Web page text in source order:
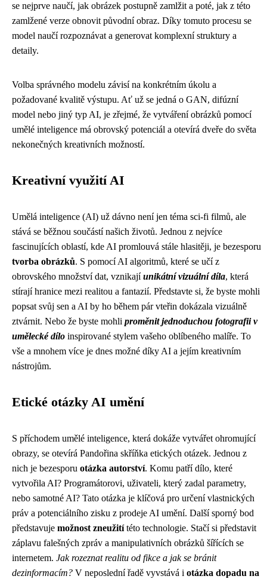
se nejprve naučí, jak obrázek postupně zamlžit a poté, jak z této
zamlžené verze obnovit původní obraz. Díky tomuto procesu se
model naučí rozpoznávat a generovat komplexní struktury a
detaily.
Volba správného modelu závisí na konkrétním úkolu a
požadované kvalitě výstupu. Ať už se jedná o GAN, difúzní
model nebo jiný typ AI, je zřejmé, že vytváření obrázků pomocí
umělé inteligence má obrovský potenciál a otevírá dveře do světa
nekonečných kreativních možností.
Kreativní využití AI
Umělá inteligence (AI) už dávno není jen téma sci-fi filmů, ale
stává se běžnou součástí našich životů. Jednou z nejvíce
fascinujících oblastí, kde AI promlouvá stále hlasitěji, je bezesporu
tvorba obrázků. S pomocí AI algoritmů, které se učí z
obrovského množství dat, vznikajíunikátní vizuální díla, která
stírají hranice mezi realitou a fantazií. Představte si, že byste mohli
popsat svůj sen a AI by ho během pár vteřin dokázala vizuálně
ztvárnit. Nebo že byste mohli proměnit jednoduchou fotografii v
umělecké dílo inspirované stylem vašeho oblíbeného malíře. To
vše a mnohem více je dnes možné díky AI a jejím kreativním
nástrojům.
Etické otázky AI umění
S příchodem umělé inteligence, která dokáže vytvářet ohromující
obrazy, se otevírá Pandořina skříňka etických otázek. Jednou z
nich je bezesporu otázka autorství. Komu patří dílo, které
vytvořila AI? Programátorovi, uživateli, který zadal parametry,
nebo samotné AI? Tato otázka je klíčová pro určení vlastnických
práv a potenciálního zisku z prodeje AI umění. Další sporný bod
představuje možnost zneužitítéto technologie. Stačí si představit
záplavu falešných zpráv a manipulativních obrázků šířících se
internetem. Jak rozeznat realitu od fikce a jak se bránit
dezinformacím? V neposlední řadě vyvstává i otázka dopadu na